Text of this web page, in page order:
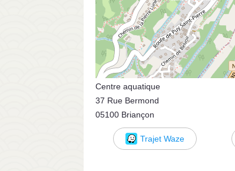
Centre aquatique
37 Rue Bermond
05100 Briançon
Trajet Waze